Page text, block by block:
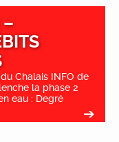
–
Chalais INFO de
la phase 2
eau : Degré